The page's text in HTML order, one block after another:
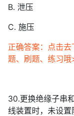
B. 泄压
C. 施压
正确答案：点击
题、刷题、练习哦
30.更换绝缘子串
线装置时，未设置